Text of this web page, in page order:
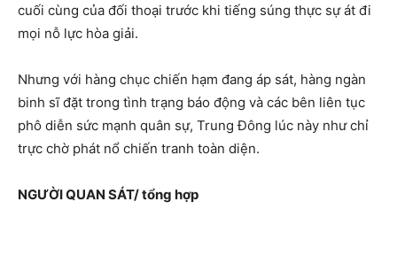
cuối cùng của đối thoại trước khi tiếng súng thực sự át đi
mọi nỗ lực hòa giải.
Nhưng với hàng chục chiến hạm đang áp sát, hàng ngàn
binh sĩ đặt trong tình trạng báo động và các bên liên tục
phô diễn sức mạnh quân sự, Trung Đông lúc này như chỉ
trực chờ phát nổ chiến tranh toàn diện.
NGƯỜI QUAN SÁT/ tổng hợp